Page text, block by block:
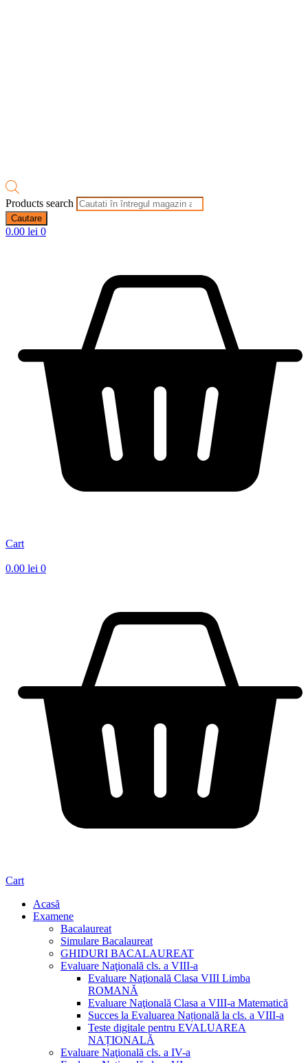
Products search
Cautare
0.00 lei 0
Cart
0.00 lei 0
Cart
Acasă
Examene
Bacalaureat
Simulare Bacalaureat
GHIDURI BACALAUREAT
Evaluare Naţională cls. a VIII-a
Evaluare Naţională Clasa VIII Limba
ROMANĂ
Evaluare Naţională Clasa a VIII-a Matematică
Succes la Evaluarea Națională la cls. a VIII-a
Teste digitale pentru EVALUAREA
NAȚIONALĂ
Evaluare Naţională cls. a IV-a